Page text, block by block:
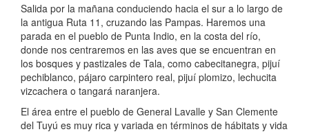
Salida por la mañana conduciendo hacia el sur a lo largo de
la antigua Ruta 11, cruzando las Pampas. Haremos una
parada en el pueblo de Punta Indio, en la costa del río,
donde nos centraremos en las aves que se encuentran en
los bosques y pastizales de Tala, como cabecitanegra, pijuí
pechiblanco, pájaro carpintero real, pijuí plomizo, lechucita
vizcachera o tangará naranjera.
El área entre el pueblo de General Lavalle y San Clemente
del Tuyú es muy rica y variada en términos de hábitats y vida